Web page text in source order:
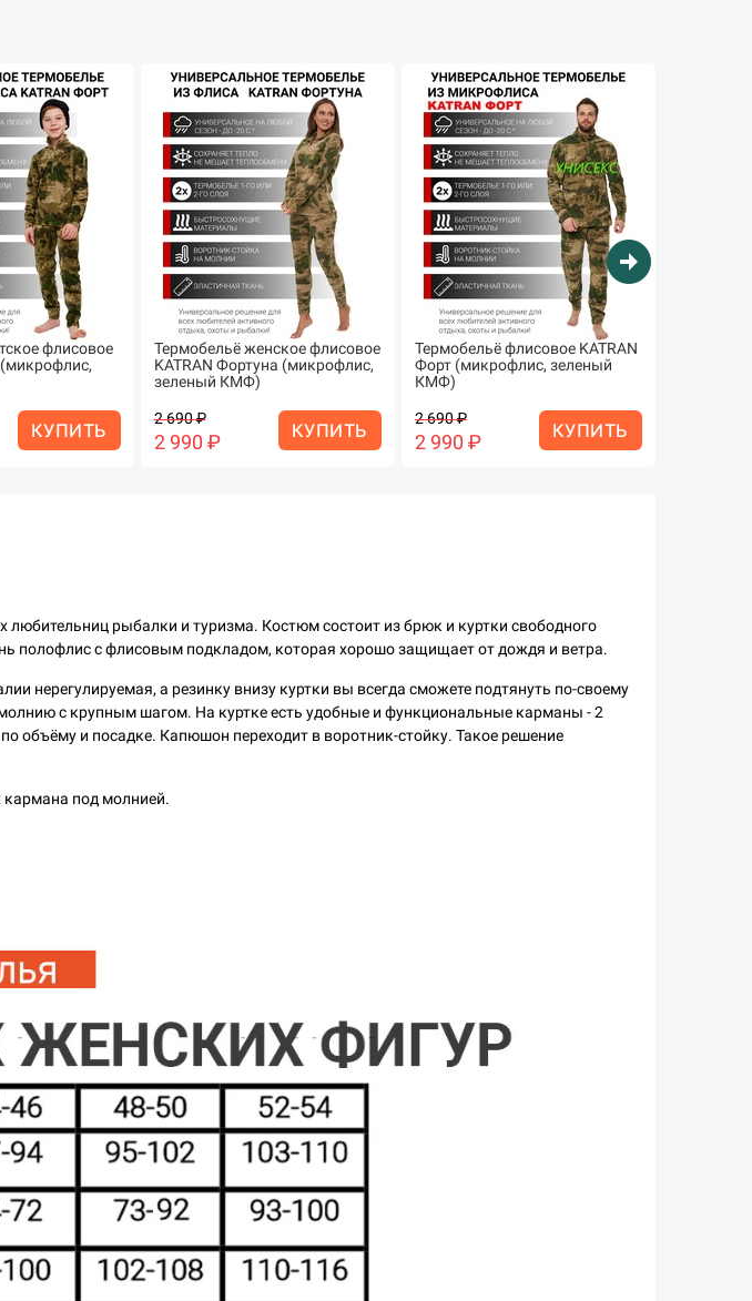
флисовое
КУПИТЬ
Термобельё женское флисовое
KATRAN Фортуна (микрофлис,
зеленый КМФ)
2 690 ₽
2 990 ₽ КУПИТЬ
Термобельё флисовое KATRAN
Форт (микрофлис, зеленый
КМФ)
2 690 ₽
2 990 ₽ КУПИТЬ
arrow_circle_right
рыбалки и туризма. Костюм состоит из брюк и куртки свободного
полофлис с флисовым подкладом, которая хорошо защищает от дождя и ветра.
нерегулируемая, а резинку внизу куртки вы всегда сможете подтянуть по-своему
с крупным шагом. На куртке есть удобные и функциональные карманы - 2
объёму и посадке. Капюшон переходит в воротник-стойку. Такое решение
кармана под молнией.